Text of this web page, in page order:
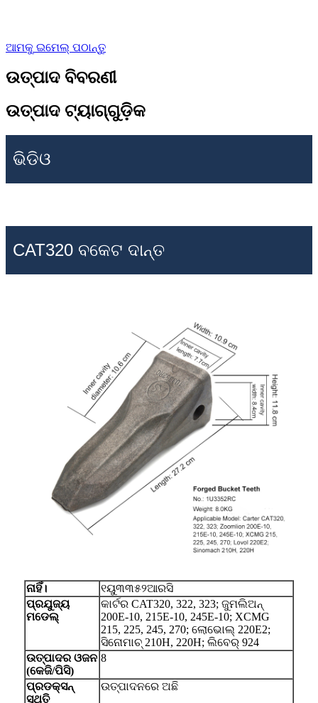
ଆମକୁ ଇମେଲ୍ ପଠାନ୍ତୁ
ଉତ୍ପାଦ ବିବରଣୀ
ଉତ୍ପାଦ ଟ୍ୟାଗ୍‌ଗୁଡ଼ିକ
ଭିଡିଓ
CAT320 ବକେଟ ଦାନ୍ତ
ନାହିଁ।
୧ୟୁ୩୩୫୨ଆରସି
ପ୍ରଯୁଜ୍ୟ
ମଡେଲ୍
କାର୍ଟର CAT320, 322, 323; ଜୁମଲିଅନ୍
200E-10, 215E-10, 245E-10; XCMG
215, 225, 245, 270; ଲୋଭୋଲ୍ 220E2;
ସିନୋମାଚ୍ 210H, 220H; ଲିବେର୍ 924
ଉତ୍ପାଦର ଓଜନ
(କେଜି/ପିସି)
8
ପ୍ରଡକ୍ସନ୍
ସ୍ଥିତି
ଉତ୍ପାଦନରେ ଅଛି